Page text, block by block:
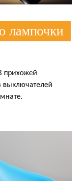
лампочки
прихожей
выключателей